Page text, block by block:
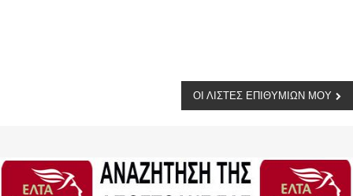
ΟΙ ΛΊΣΤΕΣ ΕΠΙΘΥΜΙΏΝ ΜΟΥ